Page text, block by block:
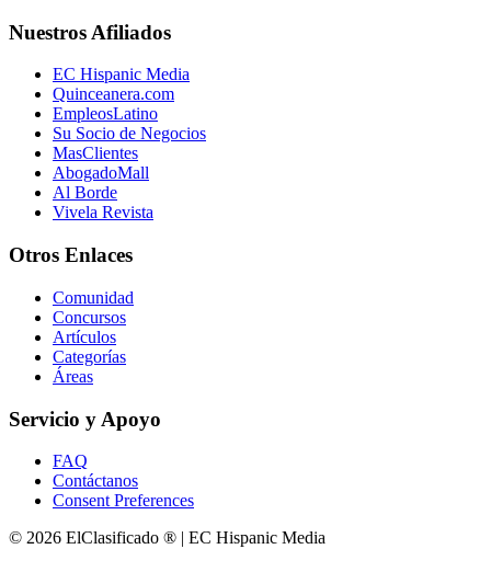
Nuestros Afiliados
EC Hispanic Media
Quinceanera.com
EmpleosLatino
Su Socio de Negocios
MasClientes
AbogadoMall
Al Borde
Vivela Revista
Otros Enlaces
Comunidad
Concursos
Artículos
Categorías
Áreas
Servicio y Apoyo
FAQ
Contáctanos
Consent Preferences
© 2026 ElClasificado ® | EC Hispanic Media